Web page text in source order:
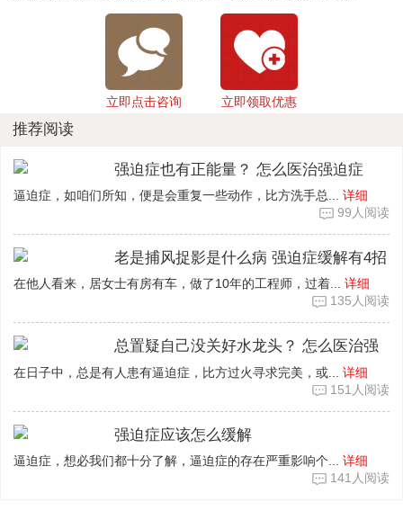
立即点击咨询 立即领取优惠
推荐阅读
强迫症也有正能量？ 怎么医治强迫症
逼迫症，如咱们所知，便是会重复一些动作，比方洗手总...
详细
99人阅读
老是捕风捉影是什么病 强迫症缓解有4招
在他人看来，居女士有房有车，做了10年的工程师，过着... 详细
135人阅读
总置疑自己没关好水龙头？ 怎么医治强
在日子中，总是有人患有逼迫症，比方过火寻求完美，或...
详细
151人阅读
强迫症应该怎么缓解
逼迫症，想必我们都十分了解，逼迫症的存在严重影响个... 详细
141人阅读